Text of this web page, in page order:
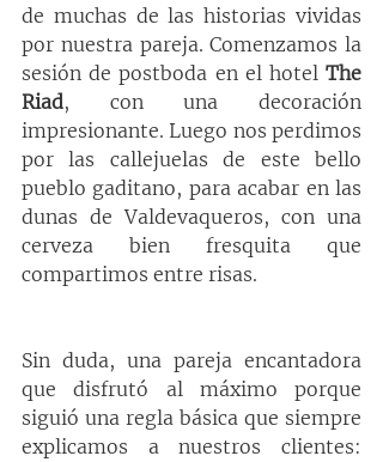
de muchas de las historias vividas
por nuestra pareja. Comenzamos la
sesión de postboda en el hotel The
Riad, con una decoración
impresionante. Luego nos perdimos
por las callejuelas de este bello
pueblo gaditano, para acabar en las
dunas de Valdevaqueros, con una
cerveza bien fresquita que
compartimos entre risas.
Sin duda, una pareja encantadora
que disfrutó al máximo porque
siguió una regla básica que siempre
explicamos a nuestros clientes: